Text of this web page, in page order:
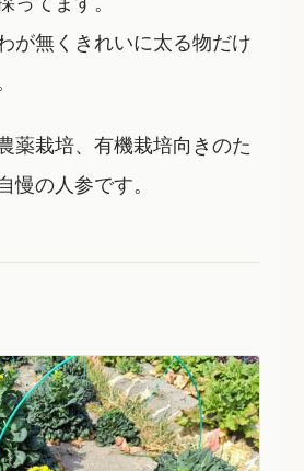
が無くきれいに太る物だけ
薬栽培、有機栽培向きのた
慢の人参です。